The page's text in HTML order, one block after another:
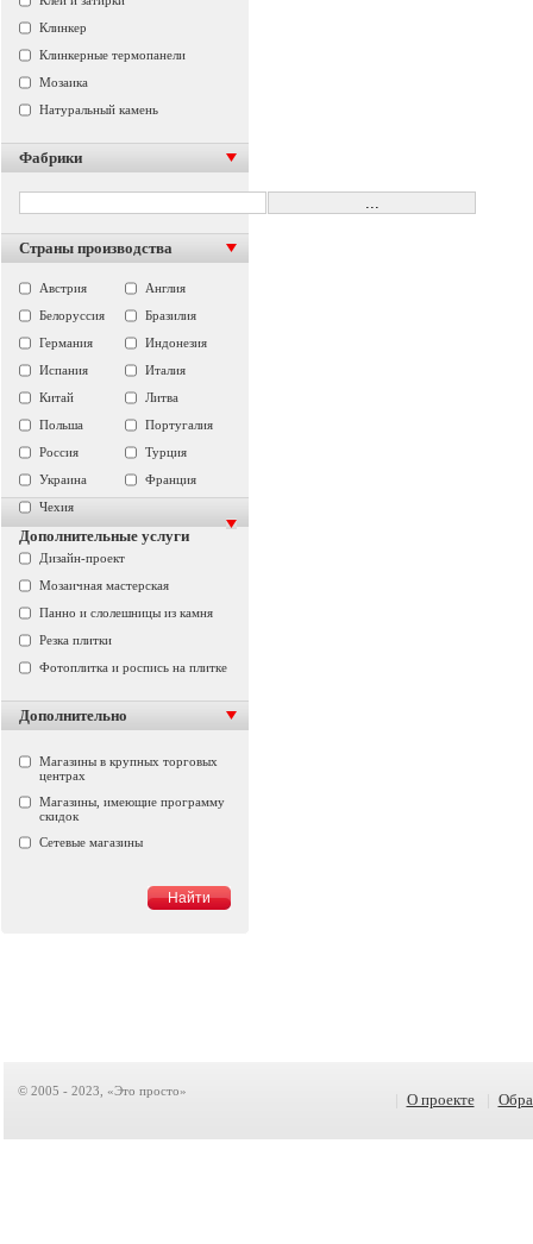
Клинкер
Клинкерные термопанели
Мозаика
Натуральный камень
Фабрики
Страны производства
Австрия
Англия
Белоруссия
Бразилия
Германия
Индонезия
Испания
Италия
Китай
Литва
Польша
Португалия
Россия
Турция
Украина
Франция
Чехия
Дополнительные услуги
Дизайн-проект
Мозаичная мастерская
Панно и слолешницы из камня
Резка плитки
Фотоплитка и роспись на плитке
Дополнительно
Магазины в крупных торговых
центрах
Магазины, имеющие программу
скидок
Сетевые магазины
© 2005 - 2023, «Это просто» О проекте